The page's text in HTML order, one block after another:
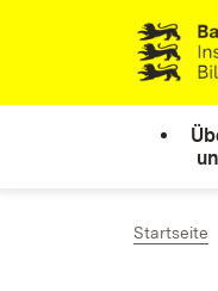
Zum Inhalt
Link zur
Startseite